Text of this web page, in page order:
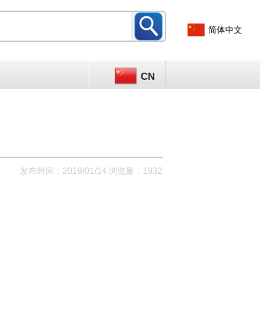
CN
发布时间：2019/01/14 浏览量：1932
简体中文